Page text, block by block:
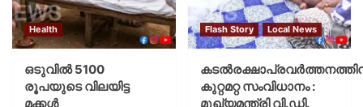
Health
ഒടുവിൽ 5100
രൂപയുടെ വിലയിട്ട
മക്കൾ
Flash Story Local News
കുറ്റമറ്റ സംവിധാനം :
മുഖ്യമന്ത്രി വി.ഡി.